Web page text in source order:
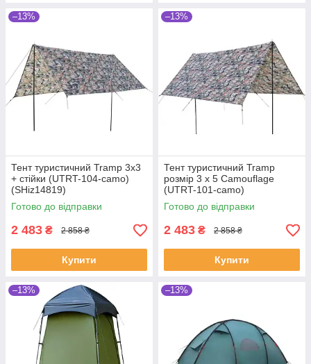
–13%
Тент туристичний Tramp 3х3
+ стійки (UTRT-104-camo)
(SHiz14819)
Готово до відправки
2 483 ₴ 2 858 ₴
Купити
–13%
Тент туристичний Tramp
розмір 3 х 5 Camouflage
(UTRT-101-camo)
(SHiz14923)
Готово до відправки
2 483 ₴ 2 858 ₴
Купити
–13% –13%